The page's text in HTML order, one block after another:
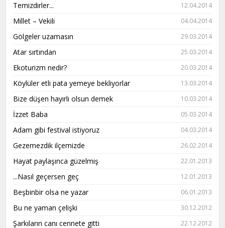
Temizdirler... 12.04.2014
Millet – Vekili 04.04.2014
Gölgeler uzamasın 29.03.2014
Atar sırtından 25.03.2014
Ekoturizm nedir? 20.03.2014
Köylüler etli pata yemeye bekliyorlar 13.03.2014
Bize düşen hayırlı olsun demek 10.03.2014
İzzet Baba 05.03.2014
Adam gibi festival istiyoruz 04.03.2014
Gezemezdik ilçemizde 26.02.2014
Hayat paylaşınca güzelmiş 22.01.2013
...Nasıl geçersen geç 12.01.2013
Beşbinbir olsa ne yazar 06.01.2013
Bu ne yaman çelişki 30.12.2012
Şarkıların canı cennete gitti 22.12.2012